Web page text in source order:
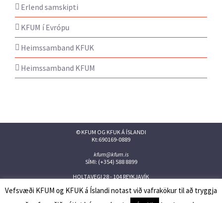
Erlend samskipti
KFUM í Evrópu
Heimssamband KFUK
Heimssamband KFUM
© KFUM OG KFUK Á ÍSLANDI
Kt:690169-0889
kfum@kfum.is
SÍMI: (+354) 588 8899
HOLTAVEGI 28 - 104 REYKJAVÍK
Vefsvæði KFUM og KFUK á Íslandi notast við vafrakökur til að tryggja